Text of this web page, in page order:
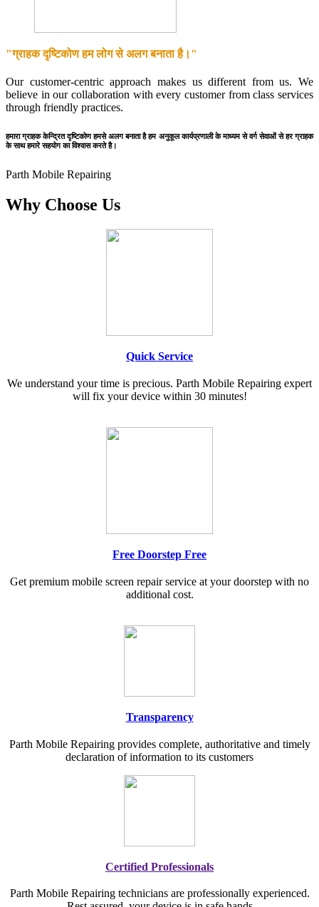
"ग्राहक दृष्टिकोण हम लोग से अलग बनाता है।"
Our customer-centric approach makes us different from us. We
believe in our collaboration with every customer from class services
through friendly practices.
हमारा ग्राहक केन्द्रित दृष्टिकोण हमसे अलग बनाता है हम अनुकूल कार्यप्रणाली के माध्यम से वर्ग सेवाओं से हर ग्राहक
के साथ हमारे सहयोग का विश्वास करते है।
Parth Mobile Repairing
Why Choose Us
Quick Service
We understand your time is precious. Parth Mobile Repairing expert
will fix your device within 30 minutes!
Free Doorstep Free
Get premium mobile screen repair service at your doorstep with no
additional cost.
Transparency
Parth Mobile Repairing provides complete, authoritative and timely
declaration of information to its customers
Certified Professionals
Parth Mobile Repairing technicians are professionally experienced.